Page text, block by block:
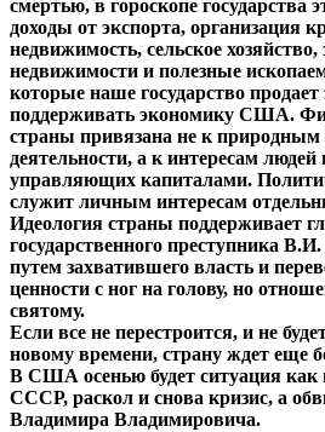
смертью, в гороскопе государства
доходы от экспорта, организация
недвижимость, сельское
недвижимости и полезные
которые наше государство
поддерживать экономику США.
страны привязана не к природным
деятельности, а к интересам
управляющих капиталами.
служит личным интересам
Идеология страны поддерживает
государственного преступника
путем захватившего власть и
ценности с ног на голову, но
святому.
Если все не перестроится, и не
новому времени, страну ждет еще
В США осенью будет ситуация как
СССР, раскол и снова кризис, а
Владимира Владимировича.